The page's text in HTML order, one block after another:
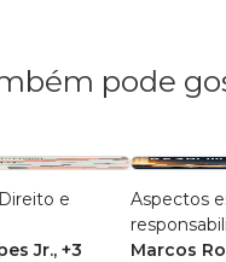
pode
e
Jr., +3
Aspectos
entre o
Marcos